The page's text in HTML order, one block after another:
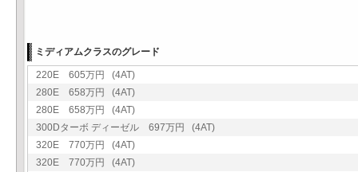
ミディアムクラスのグレード
220E 605万円 (4AT)
280E 658万円 (4AT)
280E 658万円 (4AT)
300Dターボ ディーゼル 697万円 (4AT)
320E 770万円 (4AT)
320E 770万円 (4AT)